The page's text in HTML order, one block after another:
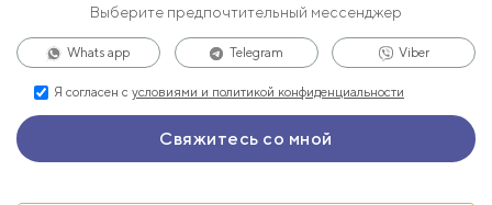
Выберите предпочтительный мессенджер
Whats app Telegram Viber
Я согласен с условиями и политикой конфиденциальности